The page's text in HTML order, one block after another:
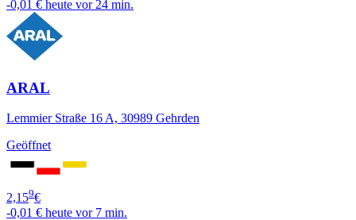
-0,01 € heute vor 24 min.
ARAL
Lemmier Straße 16 A, 30989 Gehrden
Geöffnet
2,159€
-0,01 € heute vor 7 min.